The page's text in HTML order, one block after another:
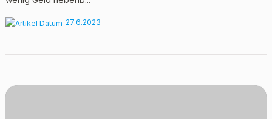
27.6.2023